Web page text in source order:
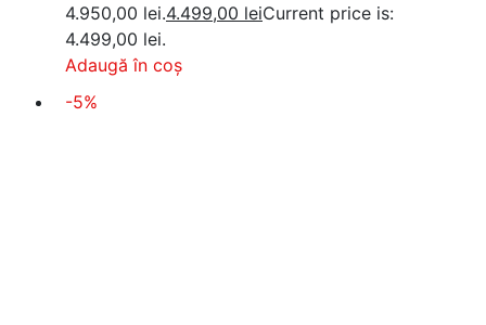
4.950,00 lei.4.499,00 leiCurrent price is:
4.499,00 lei.
Adaugă în coș
-5%